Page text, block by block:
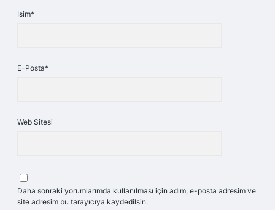
İsim*
E-Posta*
Web Sitesi
Daha sonraki yorumlarımda kullanılması için adım, e-posta adresim ve
site adresim bu tarayıcıya kaydedilsin.